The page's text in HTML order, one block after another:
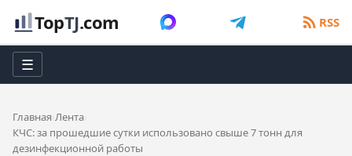
TopTJ.com RSS
☰
Главная Лента
КЧС: за прошедшие сутки использовано свыше 7 тонн для
дезинфекционной работы